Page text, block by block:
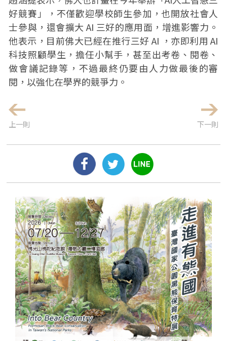
好競賽」，不僅歡迎學校師生參加，也開放社會人
士參與，還會擴大 AI 三好的應用面，增進影響力。
他表示，目前佛大已經在推行三好 AI ，亦即利用 AI
科技照顧學生，擔任小幫手，甚至出考卷、閱卷、
做會議記錄等，不過最終仍要由人力做最後的審
閱，以強化在學界的競爭力。
上一則 下一則